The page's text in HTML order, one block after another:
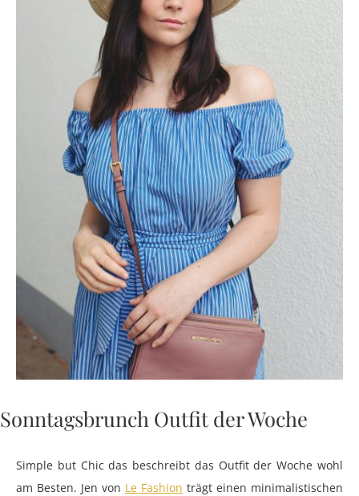
Sonntagsbrunch Outfit der Woche
Simple but Chic das beschreibt das Outfit der Woche wohl
am Besten. Jen von Le Fashion trägt einen minimalistischen